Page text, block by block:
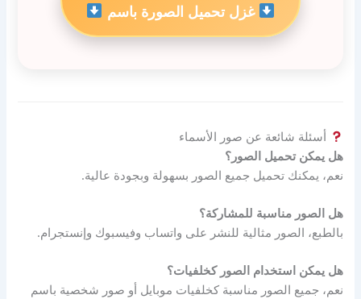
غزل تحميل الصورة باسم
أسئلة شائعة عن صور الأسماء
هل يمكن تحميل الصور؟
نعم، يمكنك تحميل جميع الصور بسهولة وبجودة عالية.
هل الصور مناسبة للمشاركة؟
بالطبع، الصور مثالية للنشر على واتساب وفيسبوك وإنستجرام.
هل يمكن استخدام الصور كخلفيات؟
نعم، جميع الصور مناسبة كخلفيات موبايل أو صور شخصية باسم